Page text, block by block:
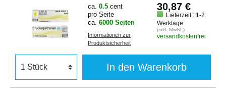
ca. 0.5 cent
pro Seite
ca. 6000 Seiten
Informationen zur
Produktsicherheit
30,87 €
Lieferzeit : 1-2
Werktage
(inkl. MwSt.)
versandkostenfrei
In den Warenkorb